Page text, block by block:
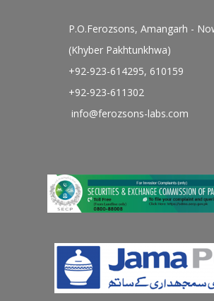
P.O.Ferozsons, Amangarh -
(Khyber Pakhtunkhwa)
+92-923-614295, 610159
+92-923-611302
info@ferozsons-labs.com